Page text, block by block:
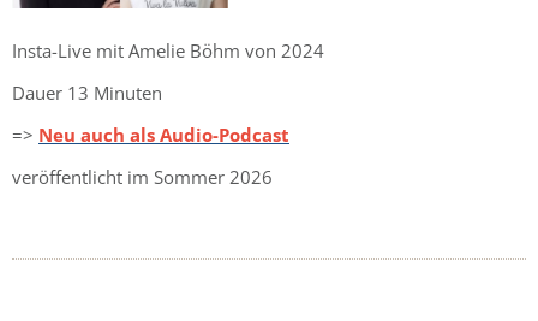
Insta-Live mit Amelie Böhm von 2024
Dauer 13 Minuten
=> Neu auch als Audio-Podcast
veröffentlicht im Sommer 2026